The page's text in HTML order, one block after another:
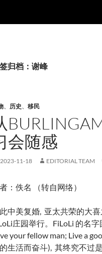
归档：谢峰
、 历史、 移民
会随感
2023-11-18 EDITORIAL TEAM
：佚名 （转自网络）
中美复婚, 亚太共荣的大
庄园举行。FiLoLi 的名
your fellow man; Live a
生活而奋斗), 其终究不过